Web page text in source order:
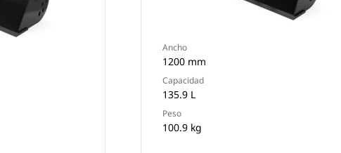
Ancho
1200 mm
Capacidad
135.9 L
Peso
100.9 kg